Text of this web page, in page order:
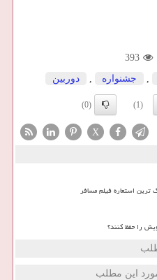
393
, جشنواره , دوربین
(1)
(0)
X
ترین استعاره فیلم مسافر
را حفظ کنند؟
این مطلب